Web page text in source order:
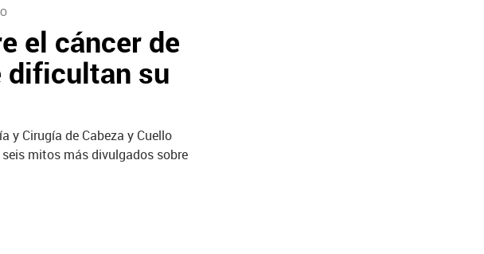
el cáncer de
dificultan su
y Cirugía de Cabeza y Cuello
mitos más divulgados sobre